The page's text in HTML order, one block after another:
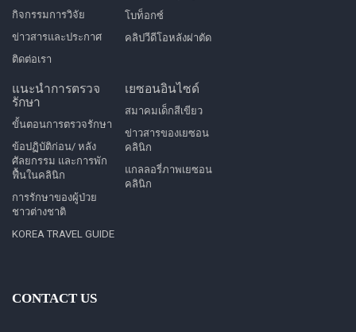
กิจกรรมการวิจัย
ข่าวสารและประกาศ
ติดต่อเรา
โบท็อกซ์
คลิปวีดีโอหลังผ่าตัด
แนะนำการตรวจ
รักษา
ขั้นตอนการตรวจรักษา
ข้อปฏิบัติก่อน/ หลัง
ศัลยกรรม และการพัก
ฟื้นในคลินิก
การรักษาของผู้ป่วย
ชาวต่างชาติ
KOREA TRAVEL GUIDE
เยซอนอินไซด์
สมาคมเด็กสีเขียว
ข่าวสารของเยซอน
คลินิก
แกลลอรี่ภาพเยซอน
คลินิก
CONTACT US